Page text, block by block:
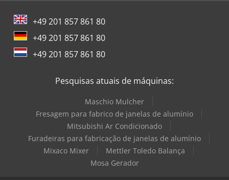
+49 201 857 861 80
+49 201 857 861 80
+49 201 857 861 80
Pesquisas atuais de máquinas:
Maschio Mulcher
Fresagem para fabrico de janelas de alumínio
Mitsubishi Ar Condicionado
Furadeiras para fabricação de janelas de alumínio
Mixaco Mixer
Mettler Toledo Balança
Mosa Gerador